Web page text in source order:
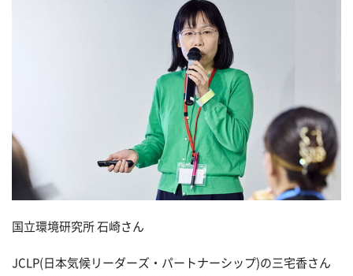
国立環境研究所 石崎さん
JCLP(日本気候リーダーズ・パートナーシップ)の三宅香さん